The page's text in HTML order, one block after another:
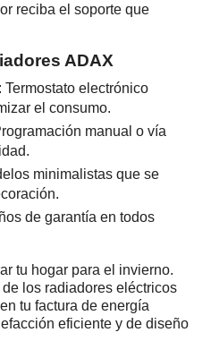
reciba el soporte que
ADAX
Termostato electrónico
el consumo.
manual o vía
minimalistas que se
de garantía en todos
tu hogar para el invierno.
los radiadores eléctricos
tu factura de energía
eficiente y de diseño